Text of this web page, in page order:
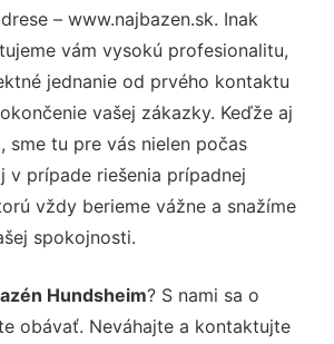
– www.najbazen.sk. Inak
vám vysokú profesionalitu,
jednanie od prvého kontaktu
vašej zákazky. Keďže aj
sme tu pre vás nielen počas
v prípade riešenia prípadnej
vždy berieme vážne a snažíme
spokojnosti.
Hundsheim? S nami sa o
obávať. Neváhajte a kontaktujte